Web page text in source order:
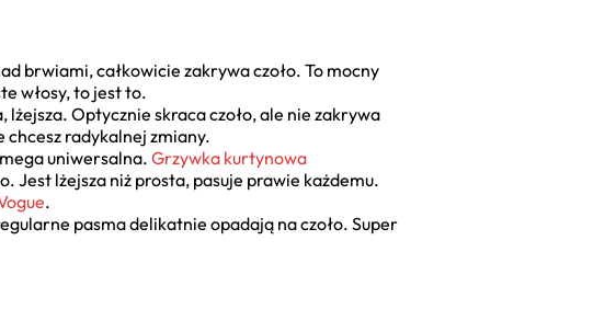
brwiami, całkowicie zakrywa czoło. To mocny
włosy, to jest to.
Optycznie skraca czoło, ale nie zakrywa
radykalnej zmiany.
uniwersalna. Grzywka kurtynowa
Jest lżejsza niż prosta, pasuje prawie każdemu.
.
pasma delikatnie opadają na czoło. Super